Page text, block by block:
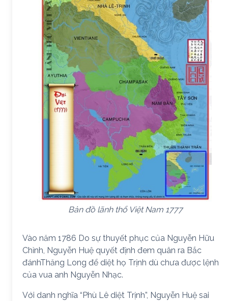
Bản đồ lãnh thổ Việt Nam 1777
Vào năm 1786 Do sự thuyết phục của Nguyễn Hữu
Chỉnh, Nguyễn Huệ quyết định đem quân ra Bắc
đánhThăng Long để diệt họ Trịnh dù chưa được lệnh
của vua anh Nguyễn Nhạc.
Với danh nghĩa “Phù Lê diệt Trịnh”, Nguyễn Huệ sai